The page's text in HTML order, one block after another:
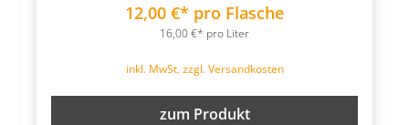
12,00 €* pro Flasche
16,00 €* pro Liter
inkl. MwSt. zzgl. Versandkosten
zum Produkt